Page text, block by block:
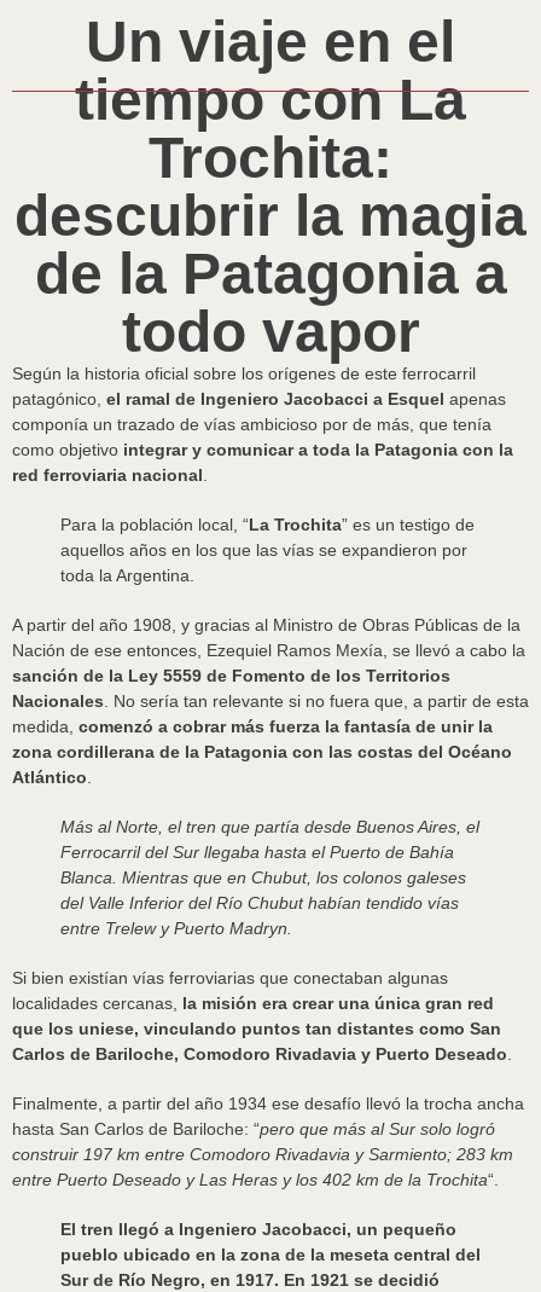
Un viaje en el
tiempo con La
Trochita:
descubrir la magia
de la Patagonia a
todo vapor
Según la historia oficial sobre los orígenes de este ferrocarril
patagónico, el ramal de Ingeniero Jacobacci a Esquel apenas
componía un trazado de vías ambicioso por de más, que tenía
como objetivo integrar y comunicar a toda la Patagonia con la
red ferroviaria nacional
Para la población local, “La Trochita” es un testigo de
aquellos años en los que las vías se expandieron por
toda la Argentina.
A partir del año 1908, y gracias al Ministro de Obras Públicas de la
Nación de ese entonces, Ezequiel Ramos Mexía, se llevó a cabo la
sanción de la Ley 5559 de Fomento de los Territorios
Nacionales . No sería tan relevante si no fuera que, a partir de esta
medida, comenzó a cobrar más fuerza la fantasía de unir la
zona cordillerana de la Patagonia con las costas del Océano
Atlántico
Más al Norte, el tren que partía desde Buenos Aires, el
Ferrocarril del Sur llegaba hasta el Puerto de Bahía
Blanca. Mientras que en Chubut, los colonos galeses
del Valle Inferior del Río Chubut habían tendido vías
entre Trelew y Puerto Madryn.
Si bien existían vías ferroviarias que conectaban algunas
localidades cercanas, la misión era crear una única gran red
que los uniese, vinculando puntos tan distantes como San
Carlos de Bariloche, Comodoro Rivadavia y Puerto Deseado
Finalmente, a partir del año 1934 ese desafío llevó la trocha ancha
hasta San Carlos de Bariloche: “pero que más al Sur solo logró
construir 197 km entre Comodoro Rivadavia y Sarmiento; 283 km
entre Puerto Deseado y Las Heras y los 402 km de la Trochita“.
El tren llegó a Ingeniero Jacobacci, un pequeño
pueblo ubicado en la zona de la meseta central del
Sur de Río Negro, en 1917. En 1921 se decidió